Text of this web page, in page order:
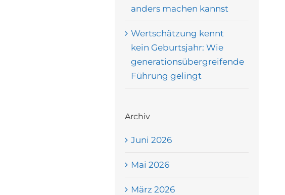
anders machen kannst
Wertschätzung kennt
kein Geburtsjahr: Wie
generationsübergreifende
Führung gelingt
Archiv
Juni 2026
Mai 2026
März 2026